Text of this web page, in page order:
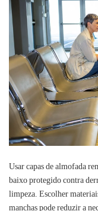
Usar capas de almofada
baixo protegido contra
limpeza. Escolher
manchas pode reduzir a